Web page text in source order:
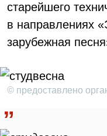
старейшего
в направлениях
зарубежная
© предоставлено